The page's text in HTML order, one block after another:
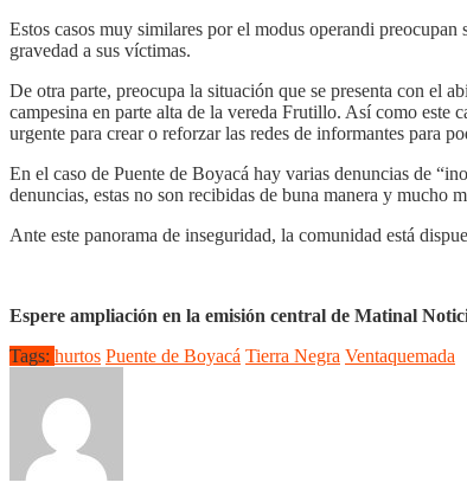
Estos casos muy similares por el modus operandi
gravedad a sus víctimas.
De otra parte, preocupa la situación que se presenta con el
campesina en parte alta de la vereda Frutillo. Así como este
urgente para crear o reforzar las redes de informantes para
En el caso de Puente de Boyacá hay varias denuncias de
denuncias, estas no son recibidas de buna manera y mucho
Ante este panorama de inseguridad, la comunidad está
Espere ampliación en la emisión central de Matinal
Tags: hurtos Puente de Boyacá Tierra Negra Ventaquemada